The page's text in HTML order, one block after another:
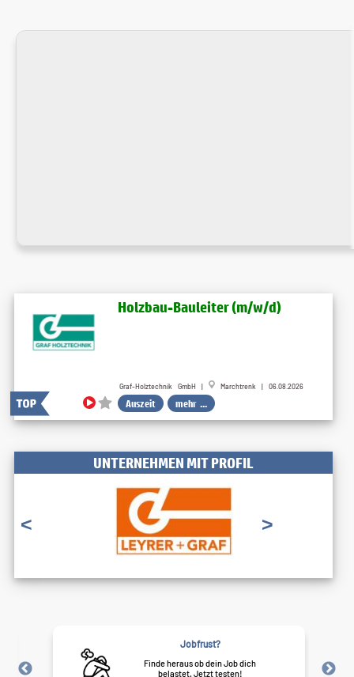
Holzbau-Bauleiter (m/w/d)
Graf-Holztechnik GmbH | Marchtrenk | 06.08.2026
Auszeit mehr ...
UNTERNEHMEN MIT PROFIL
< >
Jobfrust?
Finde heraus ob dein Job dich
belastet. Jetzt testen!